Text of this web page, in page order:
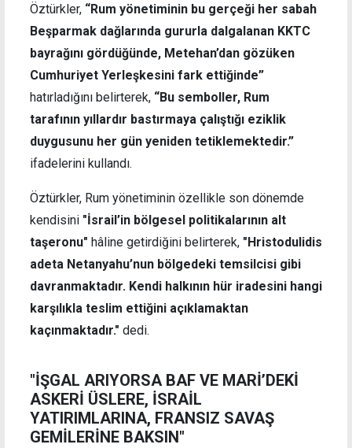
Öztürkler, “Rum yönetiminin bu gerçeği her sabah
Beşparmak dağlarında gururla dalgalanan KKTC
bayrağını gördüğünde, Metehan’dan gözüken
Cumhuriyet Yerleşkesini fark ettiğinde”
hatırladığını belirterek, “Bu semboller, Rum
tarafının yıllardır bastırmaya çalıştığı eziklik
duygusunu her gün yeniden tetiklemektedir.”
ifadelerini kullandı.
Öztürkler, Rum yönetiminin özellikle son dönemde
kendisini "İsrail’in bölgesel politikalarının alt
taşeronu" hâline getirdiğini belirterek, "Hristodulidis
adeta Netanyahu’nun bölgedeki temsilcisi gibi
davranmaktadır. Kendi halkının hür iradesini hangi
karşılıkla teslim ettiğini açıklamaktan
kaçınmaktadır." dedi.
"İŞGAL ARIYORSA BAF VE MARİ’DEKİ
ASKERİ ÜSLERE, İSRAİL
YATIRIMLARINA, FRANSIZ SAVAŞ
GEMİLERİNE BAKSIN"